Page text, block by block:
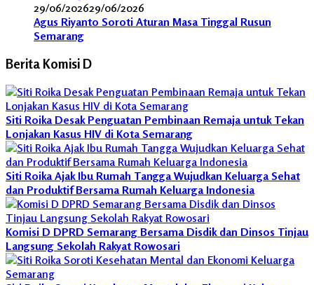
29/06/202629/06/2026
Agus Riyanto Soroti Aturan Masa Tinggal Rusun
Semarang
Berita Komisi D
Siti Roika Desak Penguatan Pembinaan Remaja untuk Tekan
Lonjakan Kasus HIV di Kota Semarang
Siti Roika Ajak Ibu Rumah Tangga Wujudkan Keluarga Sehat
dan Produktif Bersama Rumah Keluarga Indonesia
Komisi D DPRD Semarang Bersama Disdik dan Dinsos Tinjau
Langsung Sekolah Rakyat Rowosari